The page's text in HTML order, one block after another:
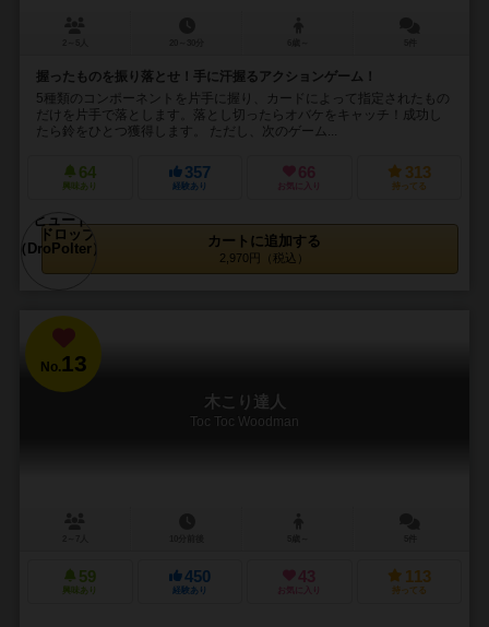
握ったものを振り落とせ！手に汗握るアクションゲーム！
5種類のコンポーネントを片手に握り、カードによって指定されたもの
だけを片手で落とします。落とし切ったらオバケをキャッチ！成功し
たら鈴をひとつ獲得します。 ただし、次のゲーム...
64
興味あり
357
経験あり
66
お気に入り
313
持ってる
カートに追加する
2,970円（税込）
No.13
木こり達人
Toc Toc Woodman
59
興味あり
450
経験あり
43
お気に入り
113
持ってる